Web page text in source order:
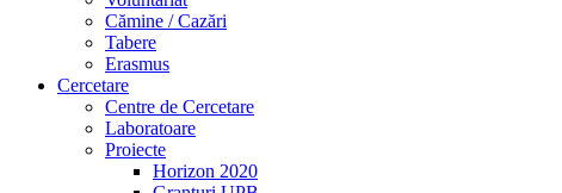
Cămine / Cazări
Tabere
Erasmus
Cercetare
Centre de Cercetare
Laboratoare
Proiecte
Horizon 2020